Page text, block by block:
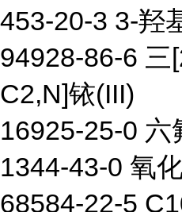
453-20-3 3-羟
94928-86-6 三
C2,N]铱(III)
16925-25-0 六
1344-43-0 氧
68584-22-5